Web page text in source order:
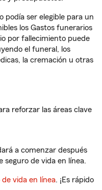
podía ser elegible para un
los Gastos funerarios
por fallecimiento puede
el funeral, los
la cremación u otras
reforzar las áreas clave
a comenzar después
seguro de vida en línea.
vida en línea. ¡Es rápido